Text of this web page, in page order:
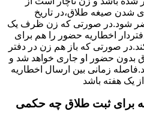
شدن صیغه طلاق،در تاریخ
شود.در صورتی که زن ظرف یک
اخطاریه حضور را هم برای
صورتی که باز هم زن در دفتر
بدون حضور او جاری خواهد شد و
زمانی بین ارسال اخطاریه
یک هفته باشد
برای ثبت طلاق چه حکمی